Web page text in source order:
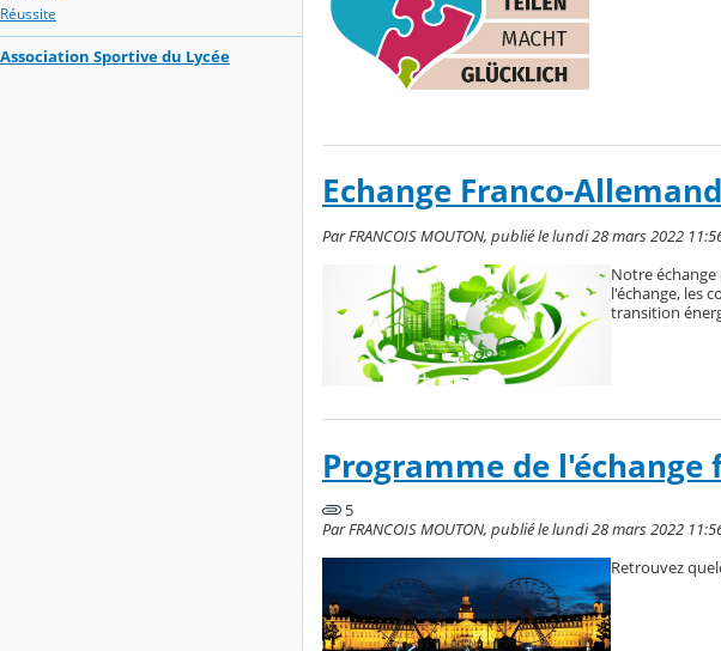
Réussite
Association Sportive du Lycée
Echange Franco-
Par FRANCOIS MOUTON, publié le lundi 28 mars 2022
Notre
l'échange, les
transition
Programme de
5
Par FRANCOIS MOUTON, publié le lundi 28 mars 2022
Retrouvez